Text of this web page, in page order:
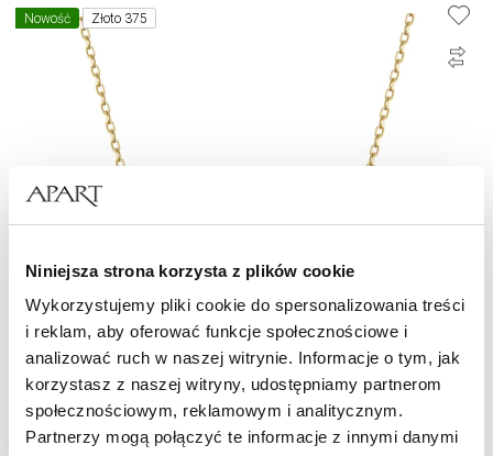
Niniejsza strona korzysta z plików cookie
Wykorzystujemy pliki cookie do spersonalizowania treści
i reklam, aby oferować funkcje społecznościowe i
analizować ruch w naszej witrynie. Informacje o tym, jak
korzystasz z naszej witryny, udostępniamy partnerom
społecznościowym, reklamowym i analitycznym.
Partnerzy mogą połączyć te informacje z innymi danymi
Nowość Złoto 375
Naszyjnik z żółtego złota z diamentem - nieskończoność, serce - 0,005 ct -
próba 375
1 890 zł